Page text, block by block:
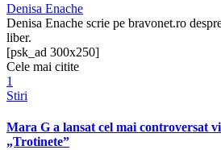
Denisa Enache
Denisa Enache scrie pe bravonet.ro
liber.
[psk_ad 300x250]
Cele mai citite
1
Stiri
Mara G a lansat cel mai controversat
„Trotinete”